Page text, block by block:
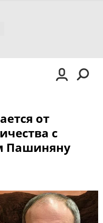
от
с
Пашиняну